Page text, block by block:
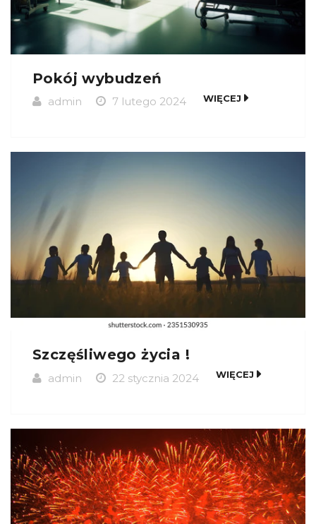
Pokój wybudzeń
admin 7 lutego 2024 WIĘCEJ
Szczęśliwego życia !
admin 22 stycznia 2024 WIĘCEJ